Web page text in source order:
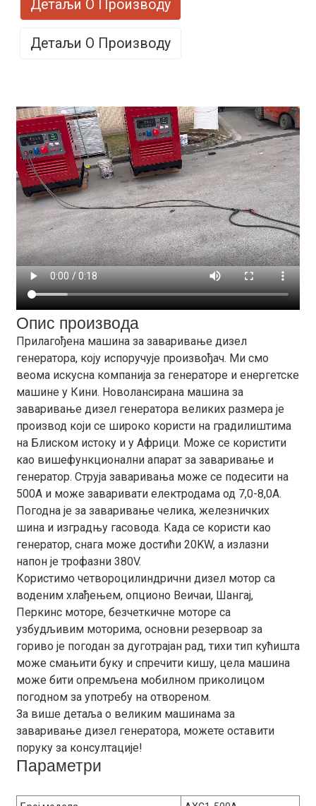
Детаљи О Производу
Детаљи О Производу
Опис производа
Прилагођена машина за заваривање дизел
генератора, коју испоручује произвођач. Ми смо
веома искусна компанија за генераторе и енергетске
машине у Кини. Новолансирана машина за
заваривање дизел генератора великих размера је
производ који се широко користи на градилиштима
на Блиском истоку и у Африци. Може се користити
као вишефункционални апарат за заваривање и
генератор. Струја заваривања може се подесити на
500А и може заваривати електродама од 7,0-8,0А.
Погодна је за заваривање челика, железничких
шина и изградњу гасовода. Када се користи као
генератор, снага може достићи 20KW, а излазни
напон је трофазни 380V.
Користимо четвороцилиндрични дизел мотор са
воденим хлађењем, опционо Веичаи, Шангај,
Перкинс моторе, безчеткичне моторе са
узбудљивим моторима, основни резервоар за
гориво је погодан за дуготрајан рад, тихи тип кућишта
може смањити буку и спречити кишу, цела машина
може бити опремљена мобилном приколицом
погодном за употребу на отвореном.
За више детаља о великим машинама за
заваривање дизел генератора, можете оставити
поруку за консултације!
Параметри